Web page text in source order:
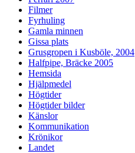
Filmer
Fyrhuling
Gamla minnen
Gissa plats
Grusgropen i Kusböle, 2004
Halfpipe, Bräcke 2005
Hemsida
Hjälpmedel
Högtider
Högtider bilder
Känslor
Kommunikation
Krönikor
Landet